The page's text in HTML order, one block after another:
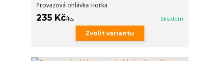
Provazová ohlávka Horka
235 Kč/ks Skladem
Zvolit variantu